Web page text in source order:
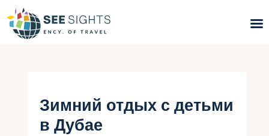
Горящие туры
Типы Туров
Зимний отдых с детьми
в Дубае